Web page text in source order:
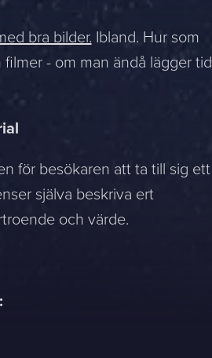
bra bilder.Ibland. Hur som
- om man ändå lägger tid
för besökaren att ta till sig ett
själva beskriva ert
och värde.